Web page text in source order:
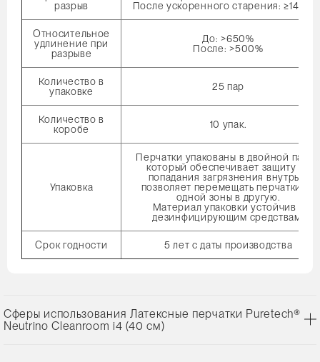
разрыв
После ускоренного старения: ≥14
Относительное
удлинение при
разрыве
До: >650%
После: >500%
Количество в
упаковке
25 пар
Количество в
коробе
10 упак.
Упаковка
Перчатки упакованы в двойной пакет,
который обеспечивает защиту от
попадания загрязнения внутрь и
позволяет перемещать перчатки из
одной зоны в другую.
Материал упаковки устойчив к
дезинфицирующим средствам.
Срок годности 5 лет с даты производства
Сферы использования Латексные перчатки Puretech®
Neutrino Cleanroom i4 (40 см)